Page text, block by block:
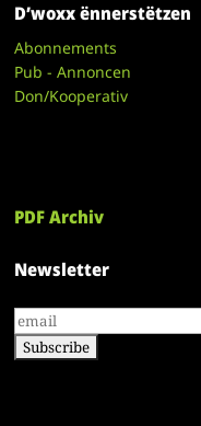
D’woxx ënnerstëtzen
Abonnements
Pub - Annoncen
Don/Kooperativ
PDF Archiv
Newsletter